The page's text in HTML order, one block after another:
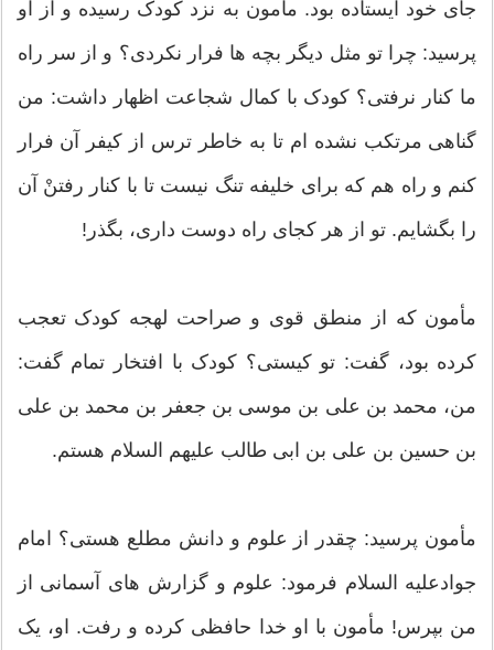
جای خود ایستاده بود. مأمون به نزد کودک رسیده و از او
پرسید: چرا تو مثل دیگر بچه ها فرار نکردی؟ و از سر راه
ما کنار نرفتی؟ کودک با کمال شجاعت اظهار داشت: من
گناهی مرتکب نشده ام تا به خاطر ترس از کیفر آن فرار
کنم و راه هم که برای خلیفه تنگ نیست تا با کنار رفتنْ آن
را بگشایم. تو از هر کجای راه دوست داری، بگذر!
مأمون که از منطق قوی و صراحت لهجه کودک تعجب
کرده بود، گفت: تو کیستی؟ کودک با افتخار تمام گفت:
من، محمد بن علی بن موسی بن جعفر بن محمد بن علی
بن حسین بن علی بن ابی طالب علیهم السلام هستم.
مأمون پرسید: چقدر از علوم و دانش مطلع هستی؟ امام
جوادعلیه السلام فرمود: علوم و گزارش های آسمانی از
من بپرس! مأمون با او خدا حافظی کرده و رفت. او، یک